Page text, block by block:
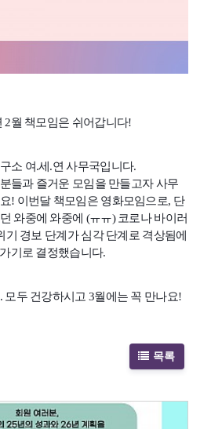
2월 책모임은 쉬어갑니다!
소 여.세.연 사무국입니다.
들과 즐거운 모임을 만들고자 사무
! 이번달 책모임은 영화모임으로, 단
와중에 와중에 (ㅠㅠ) 코로나 바이러
기 경보 단계가 심각 단계로 격상됨에
기로 결정했습니다.
모두 건강하시고 3월에는 꼭 만나요!
목록